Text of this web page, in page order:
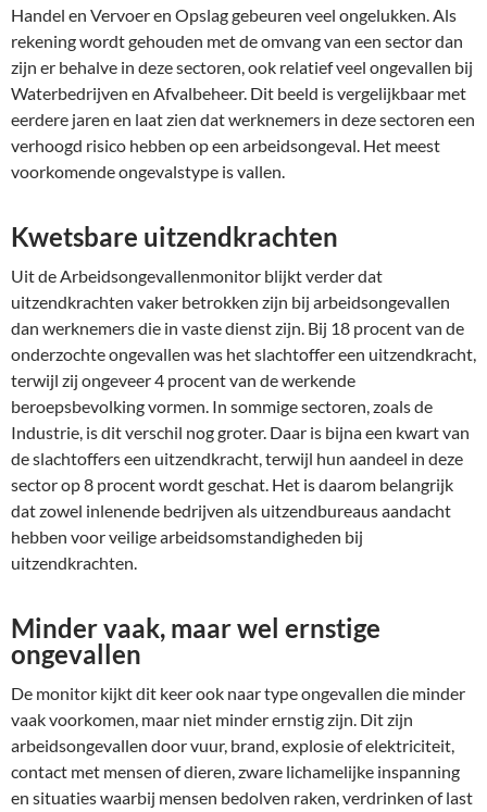
Handel en Vervoer en Opslag gebeuren veel ongelukken. Als
rekening wordt gehouden met de omvang van een sector dan
zijn er behalve in deze sectoren, ook relatief veel ongevallen bij
Waterbedrijven en Afvalbeheer. Dit beeld is vergelijkbaar met
eerdere jaren en laat zien dat werknemers in deze sectoren een
verhoogd risico hebben op een arbeidsongeval. Het meest
voorkomende ongevalstype is vallen.
Kwetsbare uitzendkrachten
Uit de Arbeidsongevallenmonitor blijkt verder dat
uitzendkrachten vaker betrokken zijn bij arbeidsongevallen
dan werknemers die in vaste dienst zijn. Bij 18 procent van de
onderzochte ongevallen was het slachtoffer een uitzendkracht,
terwijl zij ongeveer 4 procent van de werkende
beroepsbevolking vormen. In sommige sectoren, zoals de
Industrie, is dit verschil nog groter. Daar is bijna een kwart van
de slachtoffers een uitzendkracht, terwijl hun aandeel in deze
sector op 8 procent wordt geschat. Het is daarom belangrijk
dat zowel inlenende bedrijven als uitzendbureaus aandacht
hebben voor veilige arbeidsomstandigheden bij
uitzendkrachten.
Minder vaak, maar wel ernstige
ongevallen
De monitor kijkt dit keer ook naar type ongevallen die minder
vaak voorkomen, maar niet minder ernstig zijn. Dit zijn
arbeidsongevallen door vuur, brand, explosie of elektriciteit,
contact met mensen of dieren, zware lichamelijke inspanning
en situaties waarbij mensen bedolven raken, verdrinken of last